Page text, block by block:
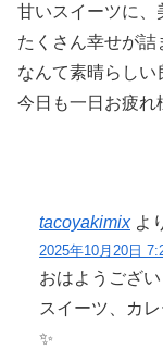
甘いスイーツに、
たくさん幸せが詰
なんて素晴らしい
今日も一日お疲れ
tacoyakimix よ
2025年10月20日
おはようござ
スイーツ、カ
✨